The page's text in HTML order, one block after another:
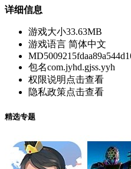
详细信息
游戏大小33.63MB
游戏语言 简体中文
MD5
包名com.jyhd.gjss.yyh
权限说明 点击查看
隐私政策点击查看
精选专题